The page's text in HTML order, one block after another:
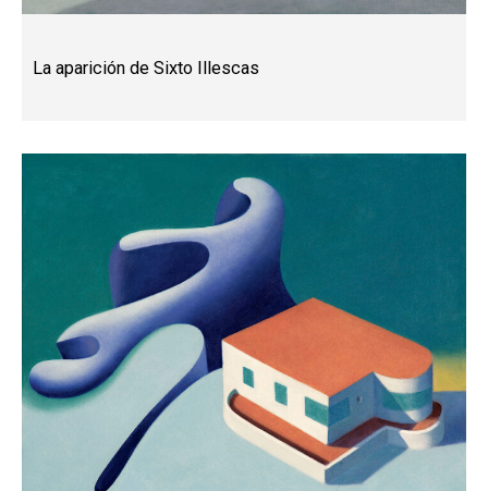
La aparición de Sixto Illescas